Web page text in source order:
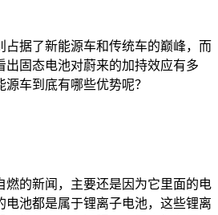
占据了新能源车和传统车的巅峰，而
出固态电池对蔚来的加持效应有多
车到底有哪些优势呢？
燃的新闻，主要还是因为它里面的电
电池都是属于锂离子电池，这些锂离